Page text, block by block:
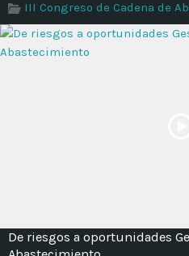
III Congreso de Cadena de
De riesgos a oportunidades